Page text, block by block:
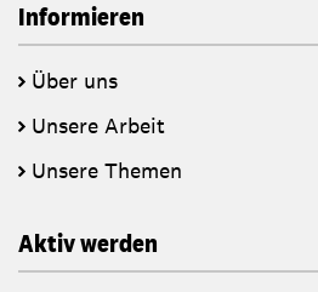
Informieren
Über uns
Unsere Arbeit
Unsere Themen
Aktiv werden